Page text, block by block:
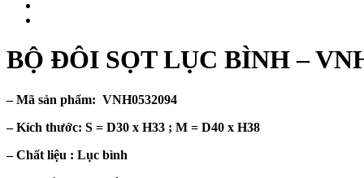
BỘ ĐÔI SỌT LỤC BÌNH –
– Mã sản phẩm: VNH0532094
– Kích thước: S = D30 x H33 ; M = D40 x H38
– Chất liệu : Lục bình